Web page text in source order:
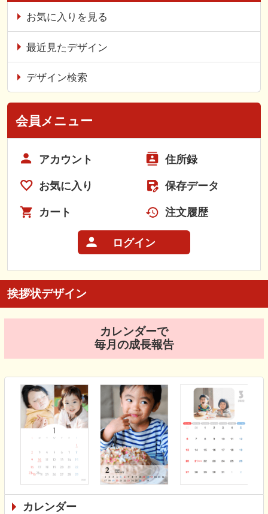
お気に入りを見る
最近見たデザイン
デザイン検索
会員メニュー
アカウント 住所録
お気に入り 保存データ
カート 注文履歴
ログイン
挨拶状デザイン
カレンダーで
毎月の成長報告
カレンダー